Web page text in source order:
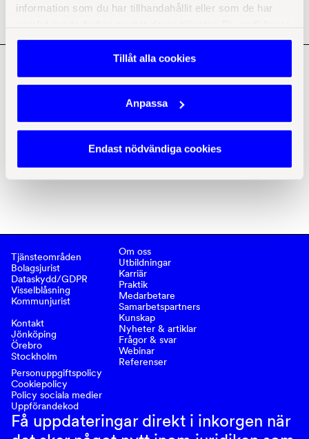
information som du har tillhandahållit eller som de har
våra cookies vid inlämnande av samtycke till
behandlingen. Du kan när som helst ta tillbaka eller ändra
ditt samtycke genom att klicka på ikonen i det nedre
Tillåt alla cookies
Anpassa
Endast nödvändiga cookies
Mejla event@insatt.com
Bolagsjurist
Dataskyddsombud
Visselblåsning
Kommunjurist
Tjänsteområden
Bolagsjurist
Dataskydd/GDPR
Visselblåsning
Kommunjurist
Om oss
Utbildningar
Karriär
Praktik
Medarbetare
Samarbetspartners
Kontakt
Jönköping
Örebro
Stockholm
Kunskap
Nyheter & artiklar
Frågor & svar
Webinar
Referenser
Personuppgiftspolicy
Cookiepolicy
Policy sociala medier
Uppförandekod
Få uppdateringar direkt i inkorgen när